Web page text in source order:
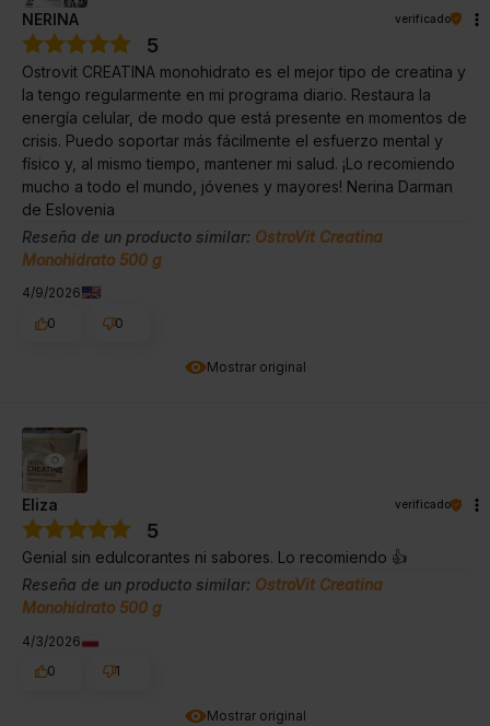
Mostrar original
NERINA verificado
5
Ostrovit CREATINA monohidrato es el mejor tipo de creatina y
la tengo regularmente en mi programa diario. Restaura la
energía celular, de modo que está presente en momentos de
crisis. Puedo soportar más fácilmente el esfuerzo mental y
físico y, al mismo tiempo, mantener mi salud. ¡Lo recomiendo
mucho a todo el mundo, jóvenes y mayores! Nerina Darman
de Eslovenia
Reseña de un producto similar: OstroVit Creatina
Monohidrato 500 g
4/9/2026
0
0
Mostrar original
Eliza verificado
5
Genial sin edulcorantes ni sabores. Lo recomiendo 👍️
Reseña de un producto similar: OstroVit Creatina
Monohidrato 500 g
4/3/2026
0
1